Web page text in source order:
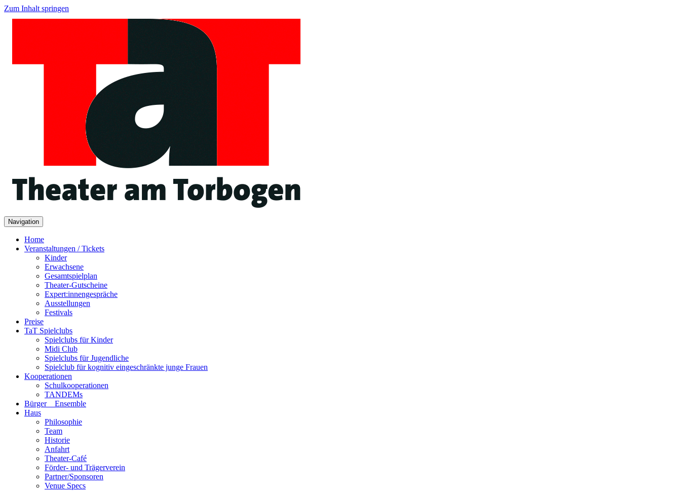
Zum Inhalt springen
Navigation
Home
Veranstaltungen / Tickets
Kinder
Erwachsene
Gesamtspielplan
Theater-Gutscheine
Expert:innengespräche
Ausstellungen
Festivals
Preise
TaT Spielclubs
Spielclubs für Kinder
Midi Club
Spielclubs für Jugendliche
Spielclub für kognitiv eingeschränkte junge Frauen
Kooperationen
Schulkooperationen
TANDEMs
Bürger__Ensemble
Haus
Philosophie
Team
Historie
Anfahrt
Theater-Café
Förder- und Trägerverein
Partner/Sponsoren
Venue Specs